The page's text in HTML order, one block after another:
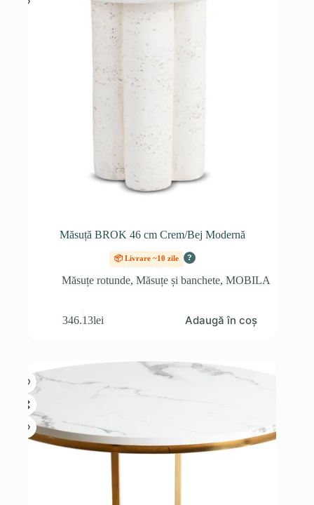
Măsuță BROK 46 cm Crem/Bej Modernă
📦 Livrare ~10 zile ?
Măsuțe rotunde,Măsuțe și banchete,MOBILA
346.13lei Adaugă în coș